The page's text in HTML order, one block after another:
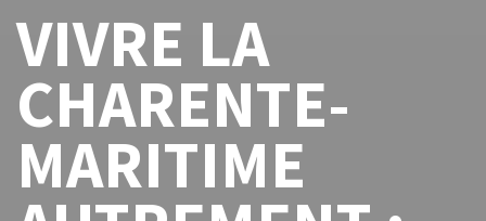
VIVRE LA
CHARENTE-
MARITIME